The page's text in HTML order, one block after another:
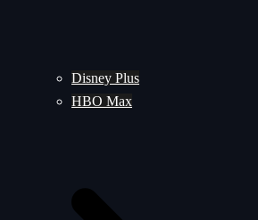
Disney Plus
HBO Max